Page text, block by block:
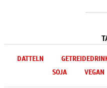
DATTELN
SOJA
VEGAN